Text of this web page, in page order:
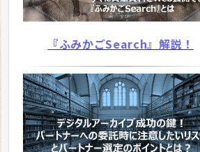
『ふみかごSearch』解説！